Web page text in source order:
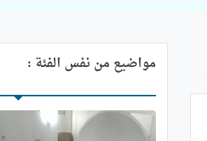
مواضيع من نفس الفئة :